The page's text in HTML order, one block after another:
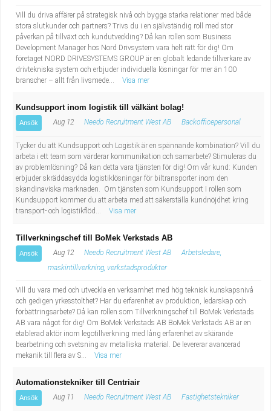
Vill du driva affärer på strategisk nivå och bygga starka relationer med både
stora slutkunder och partners? Trivs du i en självständig roll med stor
påverkan på tillväxt och kundutveckling? Då kan rollen som Business
Development Manager hos Nord Drivsystem vara helt rätt för dig! Om
företaget NORD DRIVESYSTEMS GROUP är en globalt ledande tillverkare av
drivtekniska system och erbjuder individuella lösningar för mer än 100
branscher – allt från livsmede...
Visa mer
Kundsupport inom logistik till välkänt bolag!
Ansök Aug 12 Needo Recruitment West AB Backofficepersonal
Tycker du att Kundsupport och Logistik är en spännande kombination? Vill du
arbeta i ett team som värderar kommunikation och samarbete? Stimuleras du
av problemlösning? Då kan detta vara tjänsten för dig! Om vår kund: Kunden
erbjuder skräddasydda logistiklösningar för biltransporter inom den
skandinaviska marknaden. Om tjänsten som Kundsupport I rollen som
Kundsupport kommer du att arbeta med att säkerställa kundnöjdhet kring
transport- och logistikflöd...
Visa mer
Tillverkningschef till BoMek Verkstads AB
Ansök Aug 12 Needo Recruitment West AB
Arbetsledare,
maskintillverkning, verkstadsprodukter
Vill du vara med och utveckla en verksamhet med hög teknisk kunskapsnivå
och gedigen yrkesstolthet? Har du erfarenhet av produktion, ledarskap och
förbättringsarbete? Då kan rollen som Tillverkningschef till BoMek Verkstads
AB vara något för dig! Om BoMek Verkstads AB BoMek Verkstads AB är en
etablerad aktör inom legotillverkning med lång erfarenhet av skärande
bearbetning och svetsning av metalliska material. De levererar avancerad
mekanik till flera av S...
Visa mer
Automationstekniker till Centriair
Ansök Aug 11 Needo Recruitment West AB Fastighetstekniker